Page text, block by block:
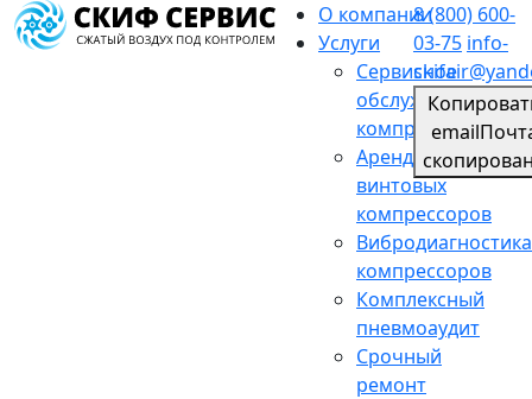
О компании
Услуги
Сервисное
обслуживание
компрессоров
Аренда
винтовых
компрессоров
Вибродиагностика
компрессоров
Комплексный
пневмоаудит
Срочный
ремонт
8 (800) 600-
03-75 info-
email